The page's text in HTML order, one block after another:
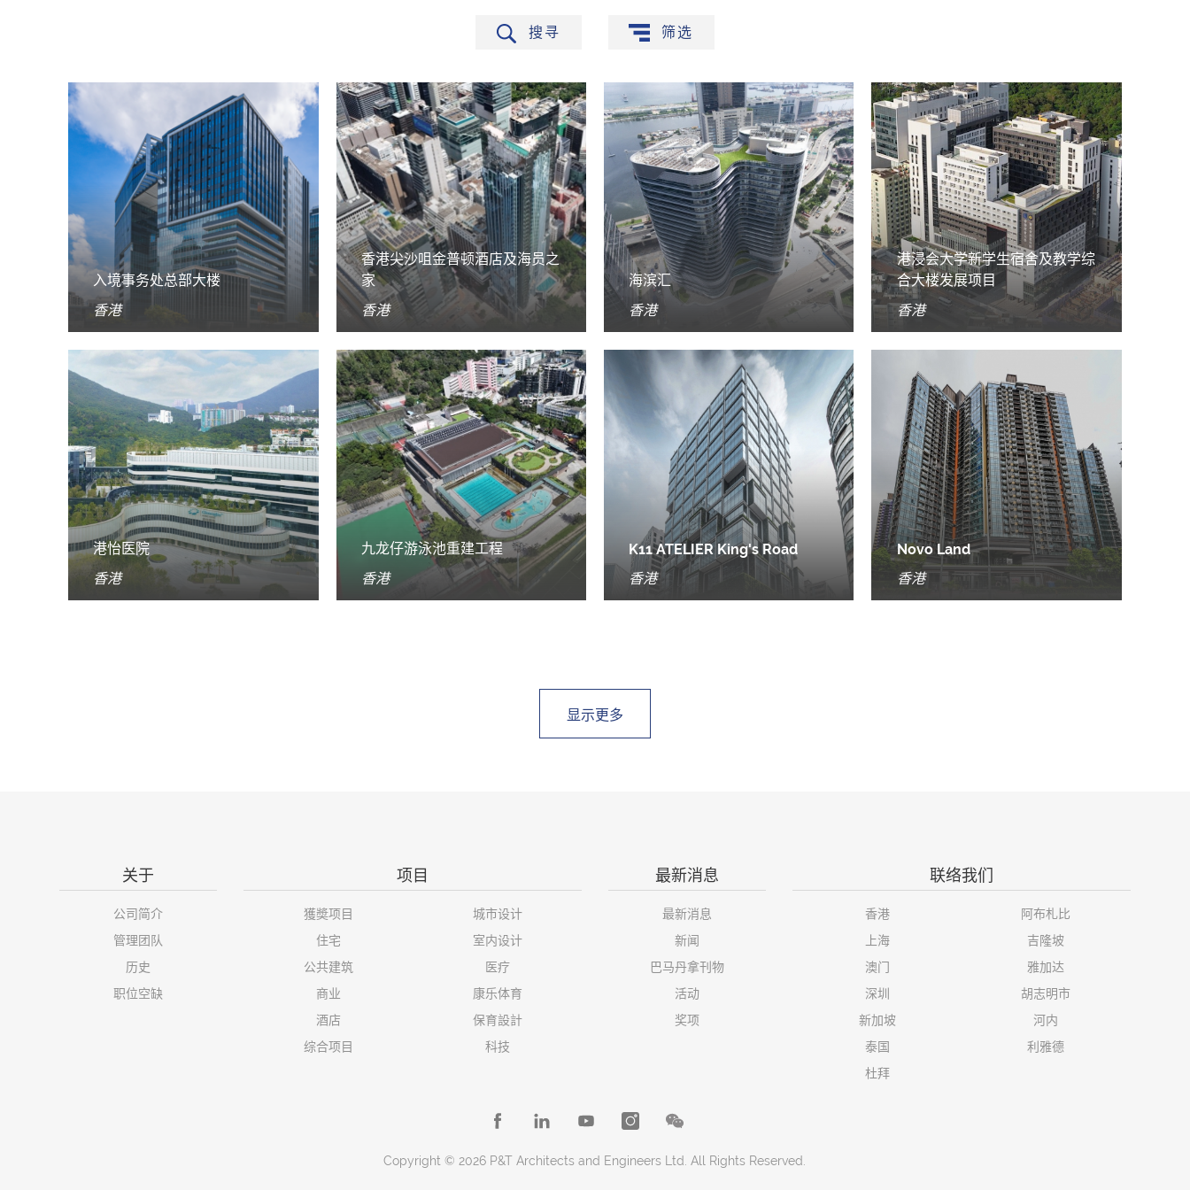
搜寻 筛选
入境事务处总部大楼
香港
香港尖沙咀金普顿酒店及海员之
家
香港
海滨汇
香港
港浸会大学新学生宿舍及教学综
合大楼发展项目
香港
港怡医院
香港
九龙仔游泳池重建工程
香港
K11 ATELIER King's Road
香港
Novo Land
香港
显示更多
关于
公司简介
管理团队
历史
职位空缺
项目
獲奬项目
住宅
公共建筑
商业
酒店
综合项目
城市设计
室内设计
医疗
康乐体育
保育設計
科技
最新消息
最新消息
新闻
巴马丹拿刊物
活动
奖项
联络我们
香港
上海
澳门
深圳
新加坡
泰国
杜拜
阿布札比
吉隆坡
雅加达
胡志明市
河内
利雅德
Copyright © 2026 P&T Architects and Engineers Ltd. All Rights Reserved.